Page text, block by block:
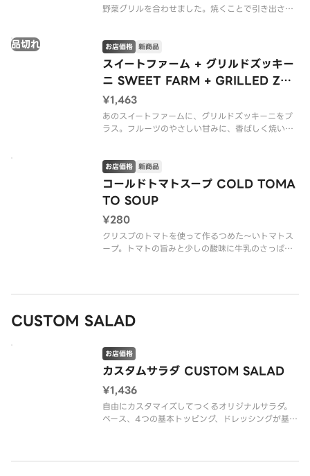
野菜グリルを合わせました。焼くことで引き出され
足感はそのままに、野菜の爽やかさも加わった限定
ワフーです。（*グルテンを含む
スイートファーム + グリルドズッキー
ニ SWEET FARM + GRILLED ZUC
CHINI
品切れ お店価格 新商品
¥1,463
あのスイートファームに、グリルドズッキーニをプ
ラス。フルーツのやさしい甘みに、香ばしく焼いた
と深みが増した、大人な夏のスイートファームで
す。（v ヴィーガン）
※アレ
コールドトマトスープ COLD TOMA
TO SOUP
お店価格 新商品
¥280
クリスプのトマトを使って作るつめた〜いトマトス
ープ。トマトの旨みと少しの酸味に牛乳のさっぱり
※アレルゲン情報はCRISP SALAD WORKSの公式
※水分が出てしまうの
CUSTOM SALAD
カスタムサラダ CUSTOM SALAD
お店価格
¥1,436
自由にカスタマイズしてつくるオリジナルサラダ。
ベース、4つの基本トッピング、ドレッシングが基本